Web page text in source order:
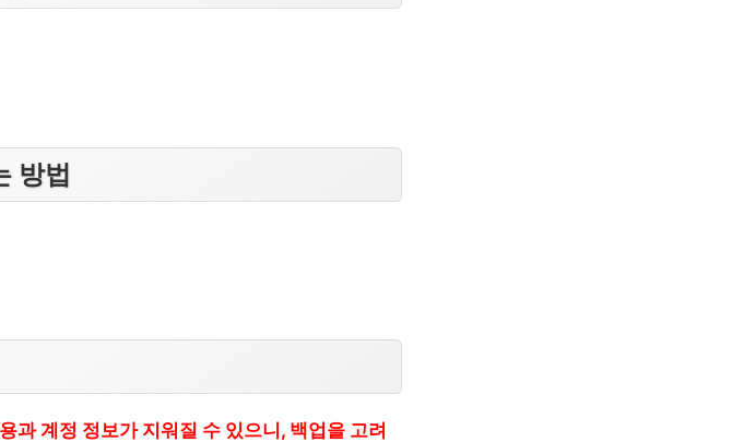
방법
과 계정 정보가 지워질 수 있으니, 백업을 고려